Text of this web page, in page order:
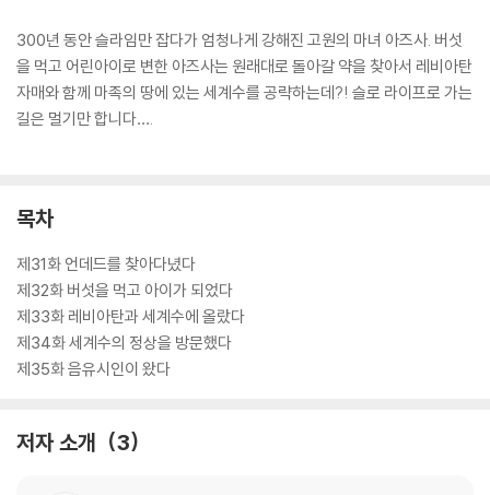
300년 동안 슬라임만 잡다가 엄청나게 강해진 고원의 마녀 아즈사. 버섯
을 먹고 어린아이로 변한 아즈사는 원래대로 돌아갈 약을 찾아서 레비아탄
자매와 함께 마족의 땅에 있는 세계수를 공략하는데?! 슬로 라이프로 가는
길은 멀기만 합니다….
목차
제31화 언데드를 찾아다녔다
제32화 버섯을 먹고 아이가 되었다
제33화 레비아탄과 세계수에 올랐다
제34화 세계수의 정상을 방문했다
제35화 음유시인이 왔다
저자 소개 3